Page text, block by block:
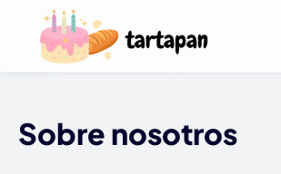
Sobre nosotros